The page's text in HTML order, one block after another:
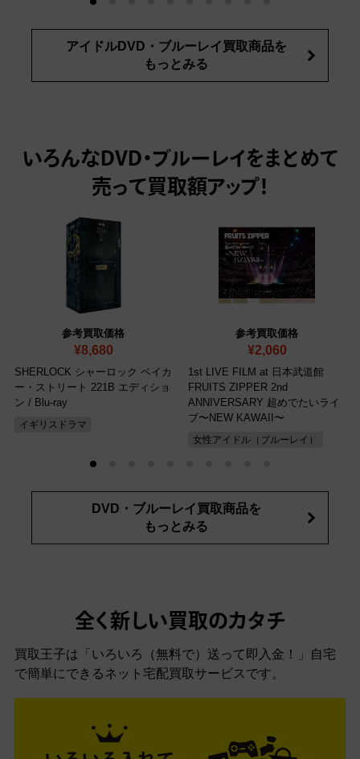
アイドルDVD・ブルーレイ買取商品を
もっとみる
いろんなDVD・ブルーレイをまとめて
売って買取額アップ！
参考買取価格
¥8,680
SHERLOCK シャーロック ベイカ
ー・ストリート 221B エディショ
ン / Blu-ray
イギリスドラマ
参考買取価格
¥2,060
1st LIVE FILM at 日本武道館
FRUITS ZIPPER 2nd
ANNIVERSARY 超めでたいライ
ブ〜NEW KAWAII〜
女性アイドル（ブルーレイ）
DVD・ブルーレイ買取商品を
もっとみる
全く新しい買取のカタチ
買取王子は「いろいろ（無料で）送って即入金！」自宅
で簡単にできるネット宅配買取サービスです。